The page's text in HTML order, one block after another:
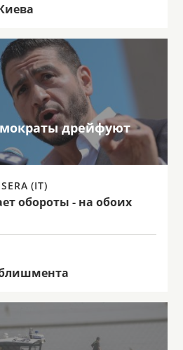
дрейфуют
(IT)
обороты - на обоих